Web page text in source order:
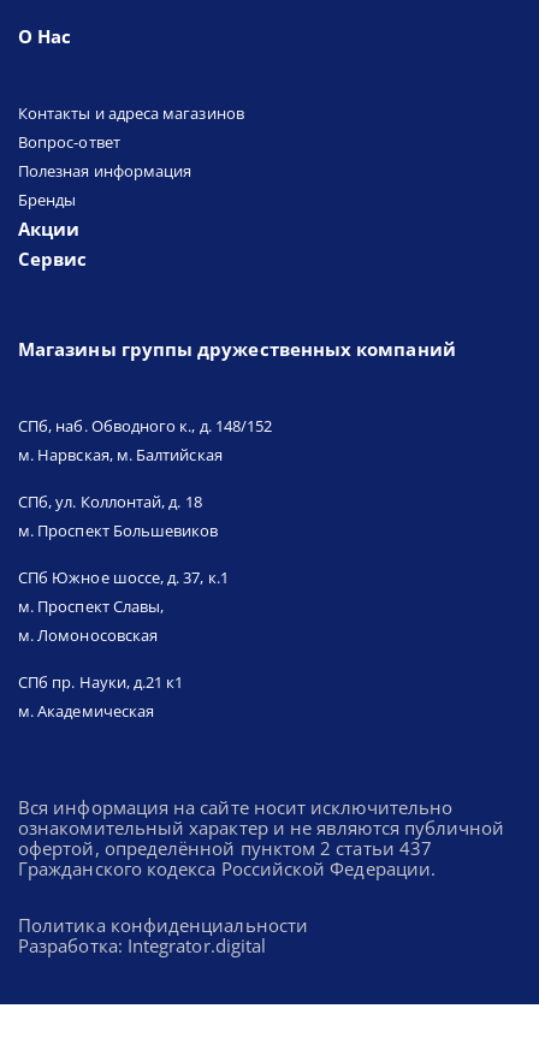
О Нас
Контакты и адреса магазинов
Вопрос-ответ
Полезная информация
Бренды
Акции
Сервис
Магазины группы дружественных компаний
СПб, наб. Обводного к., д. 148/152
м. Нарвская, м. Балтийская
СПб, ул. Коллонтай, д. 18
м. Проспект Большевиков
СПб Южное шоссе, д. 37, к.1
м. Проспект Славы,
м. Ломоносовская
СПб пр. Науки, д.21 к1
м. Академическая
Вся информация на сайте носит исключительно
ознакомительный характер и не являются публичной
офертой, определённой пунктом 2 статьи 437
Гражданского кодекса Российской Федерации.
Политика конфиденциальности
Разработка: Integrator.digital